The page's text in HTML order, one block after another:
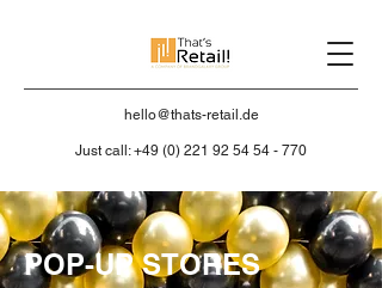
hello@thats-retail.de
Just call:+49 (0) 221 92 54 54 - 770
POP-UP STORES